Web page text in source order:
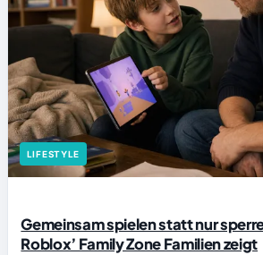
LIFESTYLE
Gemeinsam spielen statt nur
Roblox’ Family Zone Familien zeigt